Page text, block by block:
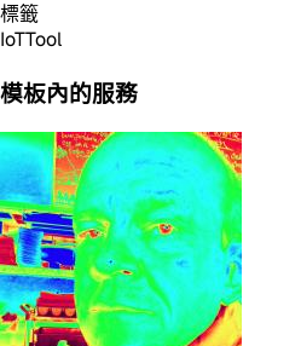
標籤
IoTTool
模板內的服務